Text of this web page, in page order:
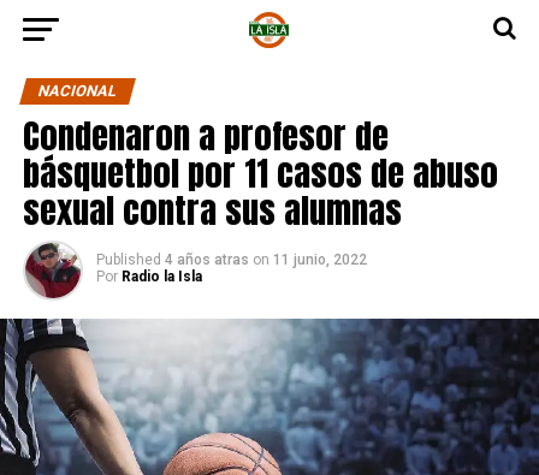
NACIONAL
Condenaron a profesor de
básquetbol por 11 casos de abuso
sexual contra sus alumnas
Published 4 años atras on 11 junio, 2022
Por Radio la Isla